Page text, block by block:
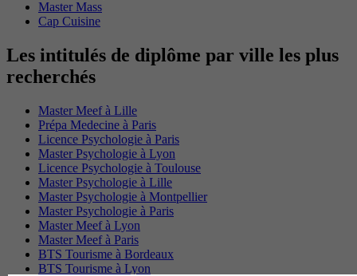
Master Mass
Cap Cuisine
Les intitulés de diplôme par ville les plus
recherchés
Master Meef à Lille
Prépa Medecine à Paris
Licence Psychologie à Paris
Master Psychologie à Lyon
Licence Psychologie à Toulouse
Master Psychologie à Lille
Master Psychologie à Montpellier
Master Psychologie à Paris
Master Meef à Lyon
Master Meef à Paris
BTS Tourisme à Bordeaux
BTS Tourisme à Lyon